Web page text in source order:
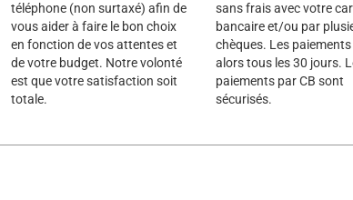
téléphone (non surtaxé) afin de
vous aider à faire le bon choix
en fonction de vos attentes et
de votre budget. Notre volonté
est que votre satisfaction soit
totale.
sans frais avec votre
bancaire et/ou par
chèques. Les
alors tous les 30 jours.
paiements par CB sont
sécurisés.